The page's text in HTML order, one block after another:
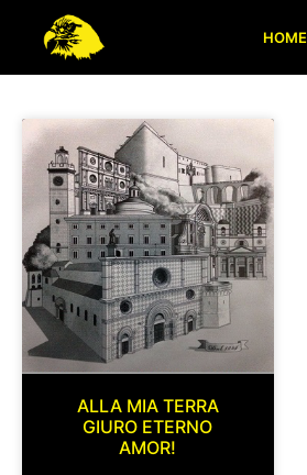
HOME
ALLA MIA TERRA
GIURO ETERNO
AMOR!